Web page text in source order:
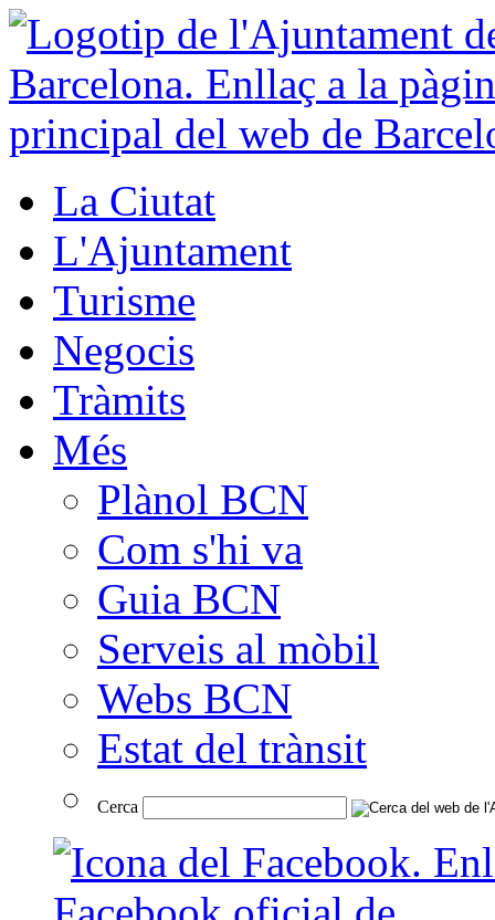
La Ciutat
L'Ajuntament
Turisme
Negocis
Tràmits
Més
Plànol BCN
Com s'hi va
Guia BCN
Serveis al mòbil
Webs BCN
Estat del trànsit
Cerca